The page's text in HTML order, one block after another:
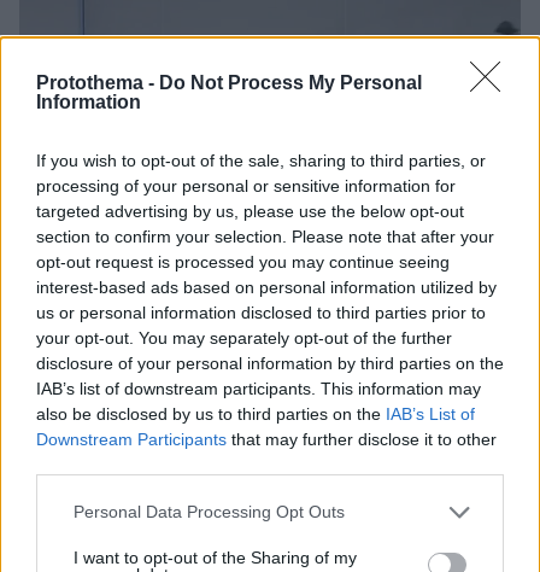
Protothema - Do Not Process My Personal
Information
If you wish to opt-out of the sale, sharing to third parties, or
processing of your personal or sensitive information for
targeted advertising by us, please use the below opt-out
section to confirm your selection. Please note that after your
opt-out request is processed you may continue seeing
interest-based ads based on personal information utilized by
us or personal information disclosed to third parties prior to
your opt-out. You may separately opt-out of the further
disclosure of your personal information by third parties on the
IAB’s list of downstream participants. This information may
also be disclosed by us to third parties on the IAB’s List of
Downstream Participants that may further disclose it to other
Please note that this website/app uses one or more Google
not limited to your visit or usage behaviour. You may click to
Personal Data Processing Opt Outs
I want to opt-out of the Sharing of my
71.95%
Οι πρώτες εικόνες του νέου Canadair 515 που
έρχεται Ελλάδα και θα πετά και νύχτα
06.08.2026, 10:22
Νεαρή γυναίκα με ακατέργαστη
δείτε την εντυπωσιακή μεταμόρφωσή